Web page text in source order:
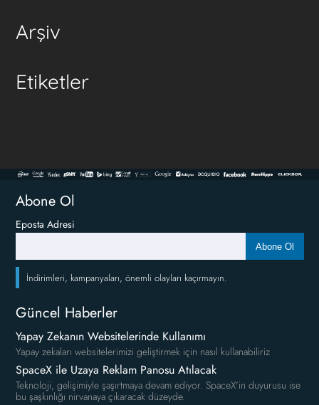
Arşiv
Etiketler
Abone Ol
Eposta Adresi
Abone Ol
İndirimleri, kampanyaları, önemli olayları kaçırmayın.
Güncel Haberler
Yapay Zekanın Websitelerinde Kullanımı
Yapay zekaları websitelerimizi geliştirmek için nasıl kullanabiliriz
SpaceX ile Uzaya Reklam Panosu Atılacak
Teknoloji, gelişimiyle şaşırtmaya devam ediyor. SpaceX'in duyurusu ise
bu şaşkınlığı nirvanaya çıkaracak düzeyde.